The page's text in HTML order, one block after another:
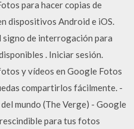
para hacer copias de
dispositivos Android e iOS.
signo de interrogación para
. Iniciar sesión.
y vídeos en Google Fotos
compartirlos fácilmente. -
mundo (The Verge) - Google
para tus fotos